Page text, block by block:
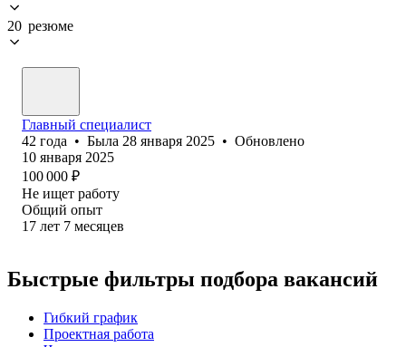
20 резюме
Главный специалист
42 года • Была 28 января 2025 • Обновлено
10 января 2025
100 000 ₽
Не ищет работу
Общий опыт
17 лет 7 месяцев
Быстрые фильтры подбора вакансий
Гибкий график
Проектная работа